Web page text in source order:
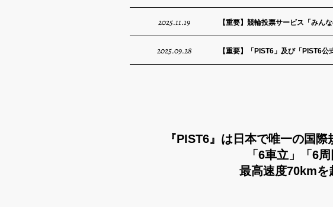
2025.11.19 【重要】競輪投票サービス「みん
2025.09.28 【重要】「PIST6」及び「PIST6
『PIST6』は日本で唯一の国
「6車立」「6
最高速度70kmを